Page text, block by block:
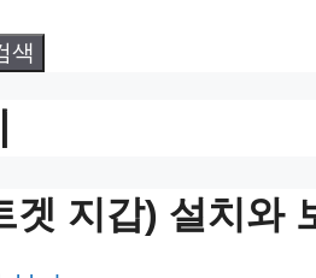
색
지갑) 설치와